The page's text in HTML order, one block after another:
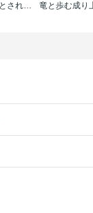
異世界に落とされた…浄化は基本!@COMIC